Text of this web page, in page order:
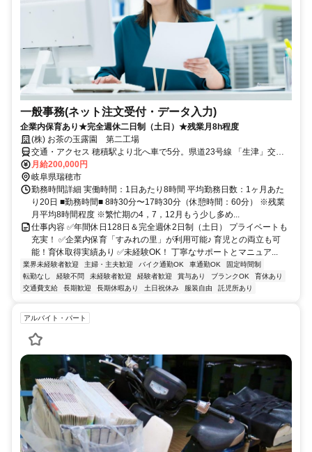
一般事務(ネット注文受付・データ入力)
企業内保育あり★完全週休二日制（土日）★残業月8h程度
(株) お茶の玉露園 第二工場
交通・アクセス 穂積駅より北へ車で5分。県道23号線 「生津」交差
点 近く
月給200,000円
岐阜県瑞穂市
勤務時間詳細 実働時間：1日あたり8時間 平均勤務日数：1ヶ月あた
り20日 ■勤務時間■ 8時30分〜17時30分（休憩時間：60分） ※残業
月平均8時間程度 ※繁忙期の4，7，12月もう少し多め...
仕事内容 ✅年間休日128日＆完全週休2日制（土日） プライベートも
充実！ ✅企業内保育「すみれの里」が利用可能♪ 育児との両立も可
能！育休取得実績あり ✅未経験OK！ 丁寧なサポートとマニュア...
業界未経験者歓迎 主婦・主夫歓迎 バイク通勤OK 車通勤OK
固定時間制
転勤なし
経験不問 未経験者歓迎 経験者歓迎 賞与あり ブランクOK
育休あり
交通費支給
長期歓迎 長期休暇あり 土日祝休み 服装自由 託児所あり
アルバイト・パート